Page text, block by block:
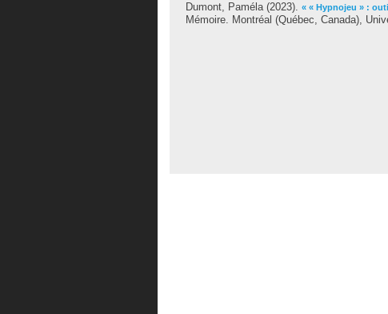
Dumont, Paméla(2023). « « Hypnojeu » :
Mémoire. Montréal (Québec, Canada),